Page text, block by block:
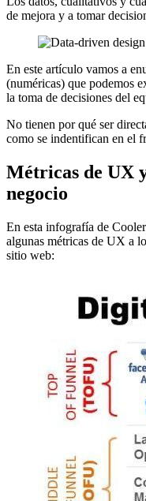
de mejora y a tomar
En este artículo vamos a
(numéricas) que podemos
la toma de decisiones del
No tienen por qué ser
como se indentifican en el
Métricas de UX
negocio
En esta infografía de
algunas métricas de UX a
sitio web: